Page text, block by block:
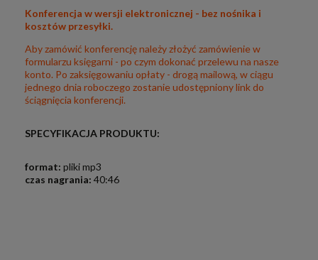
Konferencja w wersji elektronicznej - bez nośnika i
kosztów przesyłki.
Aby zamówić konferencję należy złożyć zamówienie w
formularzu księgarni - po czym dokonać przelewu na nasze
konto. Po zaksięgowaniu opłaty - drogą mailową, w ciągu
jednego dnia roboczego zostanie udostępniony link do
ściągnięcia konferencji.
SPECYFIKACJA PRODUKTU:
format: pliki mp3
czas nagrania: 40:46